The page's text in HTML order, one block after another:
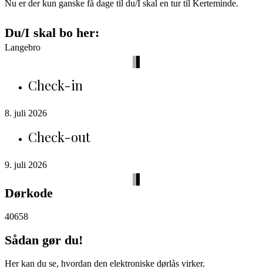
Nu er der kun ganske få dage til du/I skal en tur til Kerteminde.
Du/I skal bo her:
Langebro
Check-in
8. juli 2026
Check-out
9. juli 2026
Dørkode
40658
Sådan gør du!
Her kan du se, hvordan den elektroniske dørlås virker.